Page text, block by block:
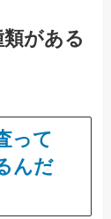
がある
って
んだ